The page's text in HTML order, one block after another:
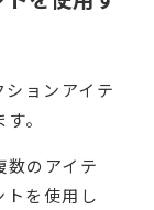
ョンアイテ
。
数のアイテ
トを使用し